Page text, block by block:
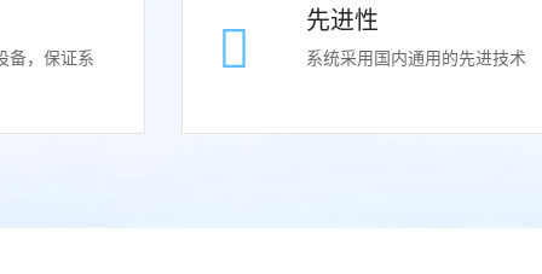
备，保证系
先进性
系统采用国内通用的先进技术